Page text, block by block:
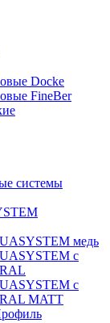
Docke
FineBer
системы
медь
с
с
MATT